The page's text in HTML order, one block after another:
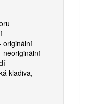
originální
neoriginální
kladiva,